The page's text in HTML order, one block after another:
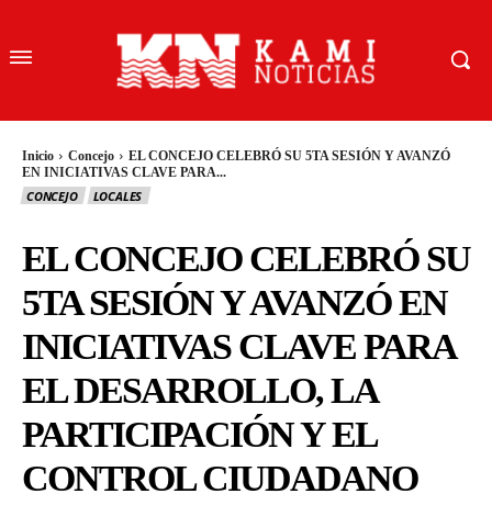
Inicio Concejo
EL CONCEJO CELEBRÓ SU 5TA SESIÓN Y AVANZÓ
EN INICIATIVAS CLAVE PARA...
CONCEJO LOCALES
EL CONCEJO CELEBRÓ SU
5TA SESIÓN Y AVANZÓ EN
INICIATIVAS CLAVE PARA
EL DESARROLLO, LA
PARTICIPACIÓN Y EL
CONTROL CIUDADANO